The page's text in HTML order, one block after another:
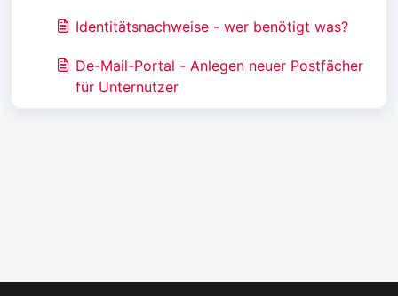
Identitätsnachweise - wer benötigt was?
De-Mail-Portal - Anlegen neuer Postfächer
für Unternutzer